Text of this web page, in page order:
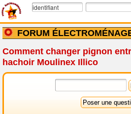
FORUM
Comment changer pignon
hachoir Moulinex Illico